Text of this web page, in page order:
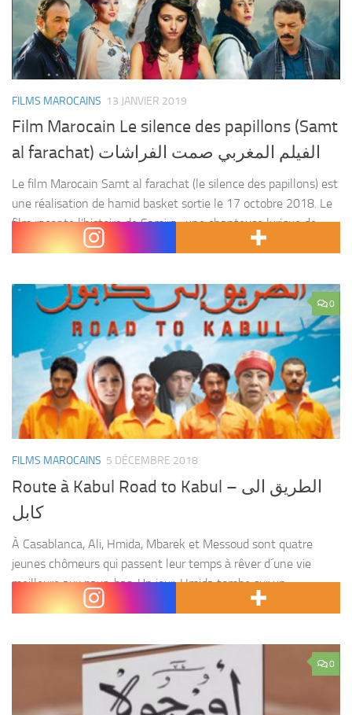
FILMS MAROCAINS 13 JANVIER 2019
Film Marocain Le silence des papillons (Samt
al farachat) الفيلم المغربي صمت الفراشات
Le film Marocain Samt al farachat (le silence des papillons) est
une réalisation de hamid basket sortie le 17 octobre 2018. Le
film raconte l’histoire de Samira , une chanteuse lyrique de
renommée, qui...
0
FILMS MAROCAINS 5 DÉCEMBRE 2018
Route à Kabul Road to Kabul – الطريق الى
كابل
À Casablanca, Ali, Hmida, Mbarek et Messoud sont quatre
jeunes chômeurs qui passent leur temps à rêver d´une vie
meilleure aux pays-bas. Un jour, Hmida tombe sur un
spécialiste de l´immigration clandestine, Thibaut. Les...
0